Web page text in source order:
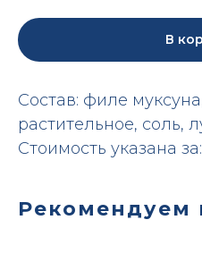
В
Состав: филе
растительное, соль,
Стоимость указана
Рекомендуем